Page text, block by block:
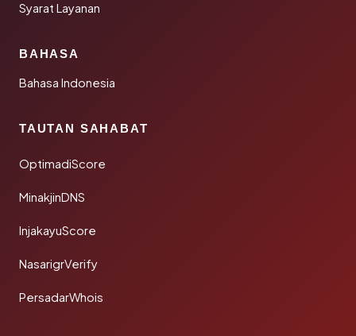
Syarat Layanan
BAHASA
Bahasa Indonesia
TAUTAN SAHABAT
OptimadiScore
MinakjinDNS
InjakayuScore
NasarigrVerify
PersadarWhois